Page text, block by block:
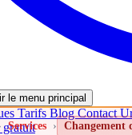
le menu principal
Tarifs BlogContact
gratuit
Services › Changement